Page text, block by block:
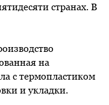
странах. В
на
с термопластиком
и укладки.